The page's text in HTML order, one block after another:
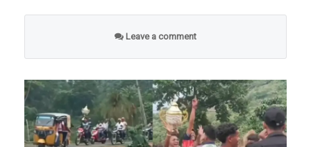
“भारतातील कोट्यवधी पगारदार कर्मचाऱ्यांसाठी पीएफ
ही त्यांची सर्वात मोठी वित्तीय मालमत्ता आहे. ही रक्कम
त्यांच्या स्वतःच्या पैशांवर अधिक नियंत्रण मिळेल.
आणीबाणीच्या काळात तात्काळ रोखता (Liquidity)
उपलब्ध करून देणारा हा निर्णय देशाच्या डिजिटल
सोसला.
पोहोचलो आहे. येथे सर्व काही आहे, पण मानवजात
पूर्णपणे नष्ट झाली आहे. मी या संपूर्ण ग्रहावर एकटाच
जिवंत उरलो आहे,” असा दावा हा मास्क मॅन करतो.
आश्चर्याची गोष्ट म्हणजे, तो ज्या मोबाईल फोनचा वापर
करून व्हिडिओ रेकॉर्ड करत आहे, त्यावर २०२६ ऐवजी
२०५५ हे वर्ष दिसत असल्याचा दावाही त्याने केला आहे.
आणि थेट व्यावहारिक कौशल्यांचा (Practical Skills)
मेळ घालणारे कोर्सेस निवडावे लागतील. पुढील काळात
सर्वाधिक मागणी असणाऱ्या आणि लाखो-करोडोंचे
पॅकेज मिळवून देणाऱ्या नवीन पर्यायांचा हा एक सखोल
आणि संशोधनात्मक रिपोर्ट.
Leave a comment